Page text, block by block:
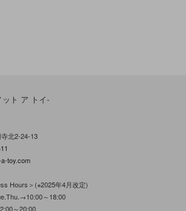
ット ア トイ-
北2-24-13
toy.com
Hours＞(※2025年4月改定)
～18:00
～20:00